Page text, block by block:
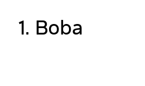
1. Boba